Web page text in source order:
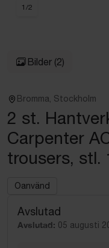
1 /2
Bilder (2)
Bromma, Stockholm
2 st.
Carpenter
trousers, stl.
Oanvänd
Avslutad
Avslutad: 05 augusti